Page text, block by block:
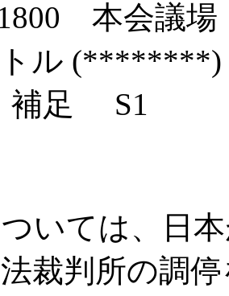
1800 本会議
ル (********)
補足 S1
いては、日
裁判所の調